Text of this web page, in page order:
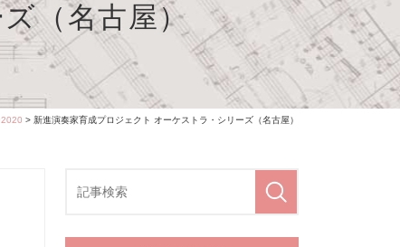
（名古屋）
2020 > 新進演奏家育成プロジェクト オーケストラ・シリーズ（名古屋）